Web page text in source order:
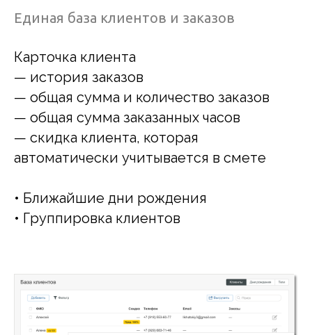
Единая база клиентов и заказов
Карточка клиента
— история заказов
— общая сумма и количество заказов
— общая сумма заказанных часов
— скидка клиента, которая
автоматически учитывается в смете
• Ближайшие дни рождения
• Группировка клиентов